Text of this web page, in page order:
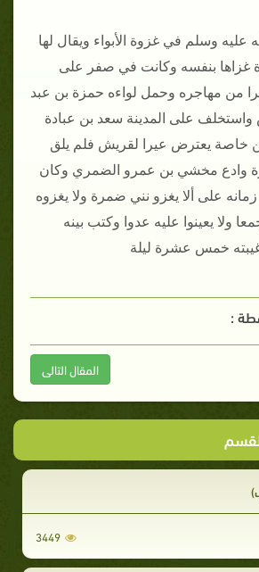
عليه وسلم في غزوة الأبواء ويقال لها
غزاها بنفسه وكانت في صفر على
من مهاجره وحمل لواءه حمزة بن عبد
على المدينة سعد بن عبادة
خاصة يعترض عيرا لقريش فلم يلق
وادع مخشي بن عمرو الضمري وكان
على ألا يغزو نني ضمرة ولا يغزوه
ولا يعينوا عليه عدوا وكتب بينه
غيبته خمس عشرة ليلة
:
المقال التالى
3449